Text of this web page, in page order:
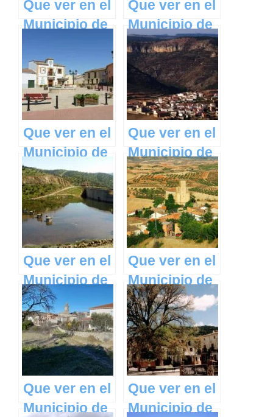
Que ver en el
Municipio de
Talayuelas en
Castilla La
Mancha
Que ver en el
Municipio de
Totanés en
Castilla La
Mancha
Que ver en el
Municipio de
Alcolea de
Tajo en
Castilla La
Mancha
Que ver en el
Municipio de
Salvacañete
en Castilla La
Mancha
Que ver en el
Municipio de
Hinojosas de
Calatrava en
Castilla La
Mancha
Que ver en el
Municipio de
Alarilla en
Castilla La
Mancha
Que ver en el
Municipio de
Que ver en el
Municipio de